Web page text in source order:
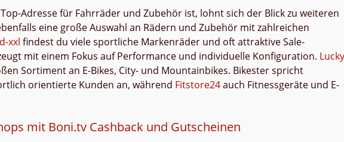
Adresse für Fahrräder und Zubehör ist, lohnt sich der Blick zu weiteren
eine große Auswahl an Rädern und Zubehör mit zahlreichen
xxl findest du viele sportliche Markenräder und oft attraktive Sale-
mit einem Fokus auf Performance und individuelle Konfiguration.
Sortiment an E-Bikes, City- und Mountainbikes. Bikester spricht
orientierte Kunden an, während Fitstore24auch Fitnessgeräte und E-
mit Boni.tv Cashback und Gutscheinen